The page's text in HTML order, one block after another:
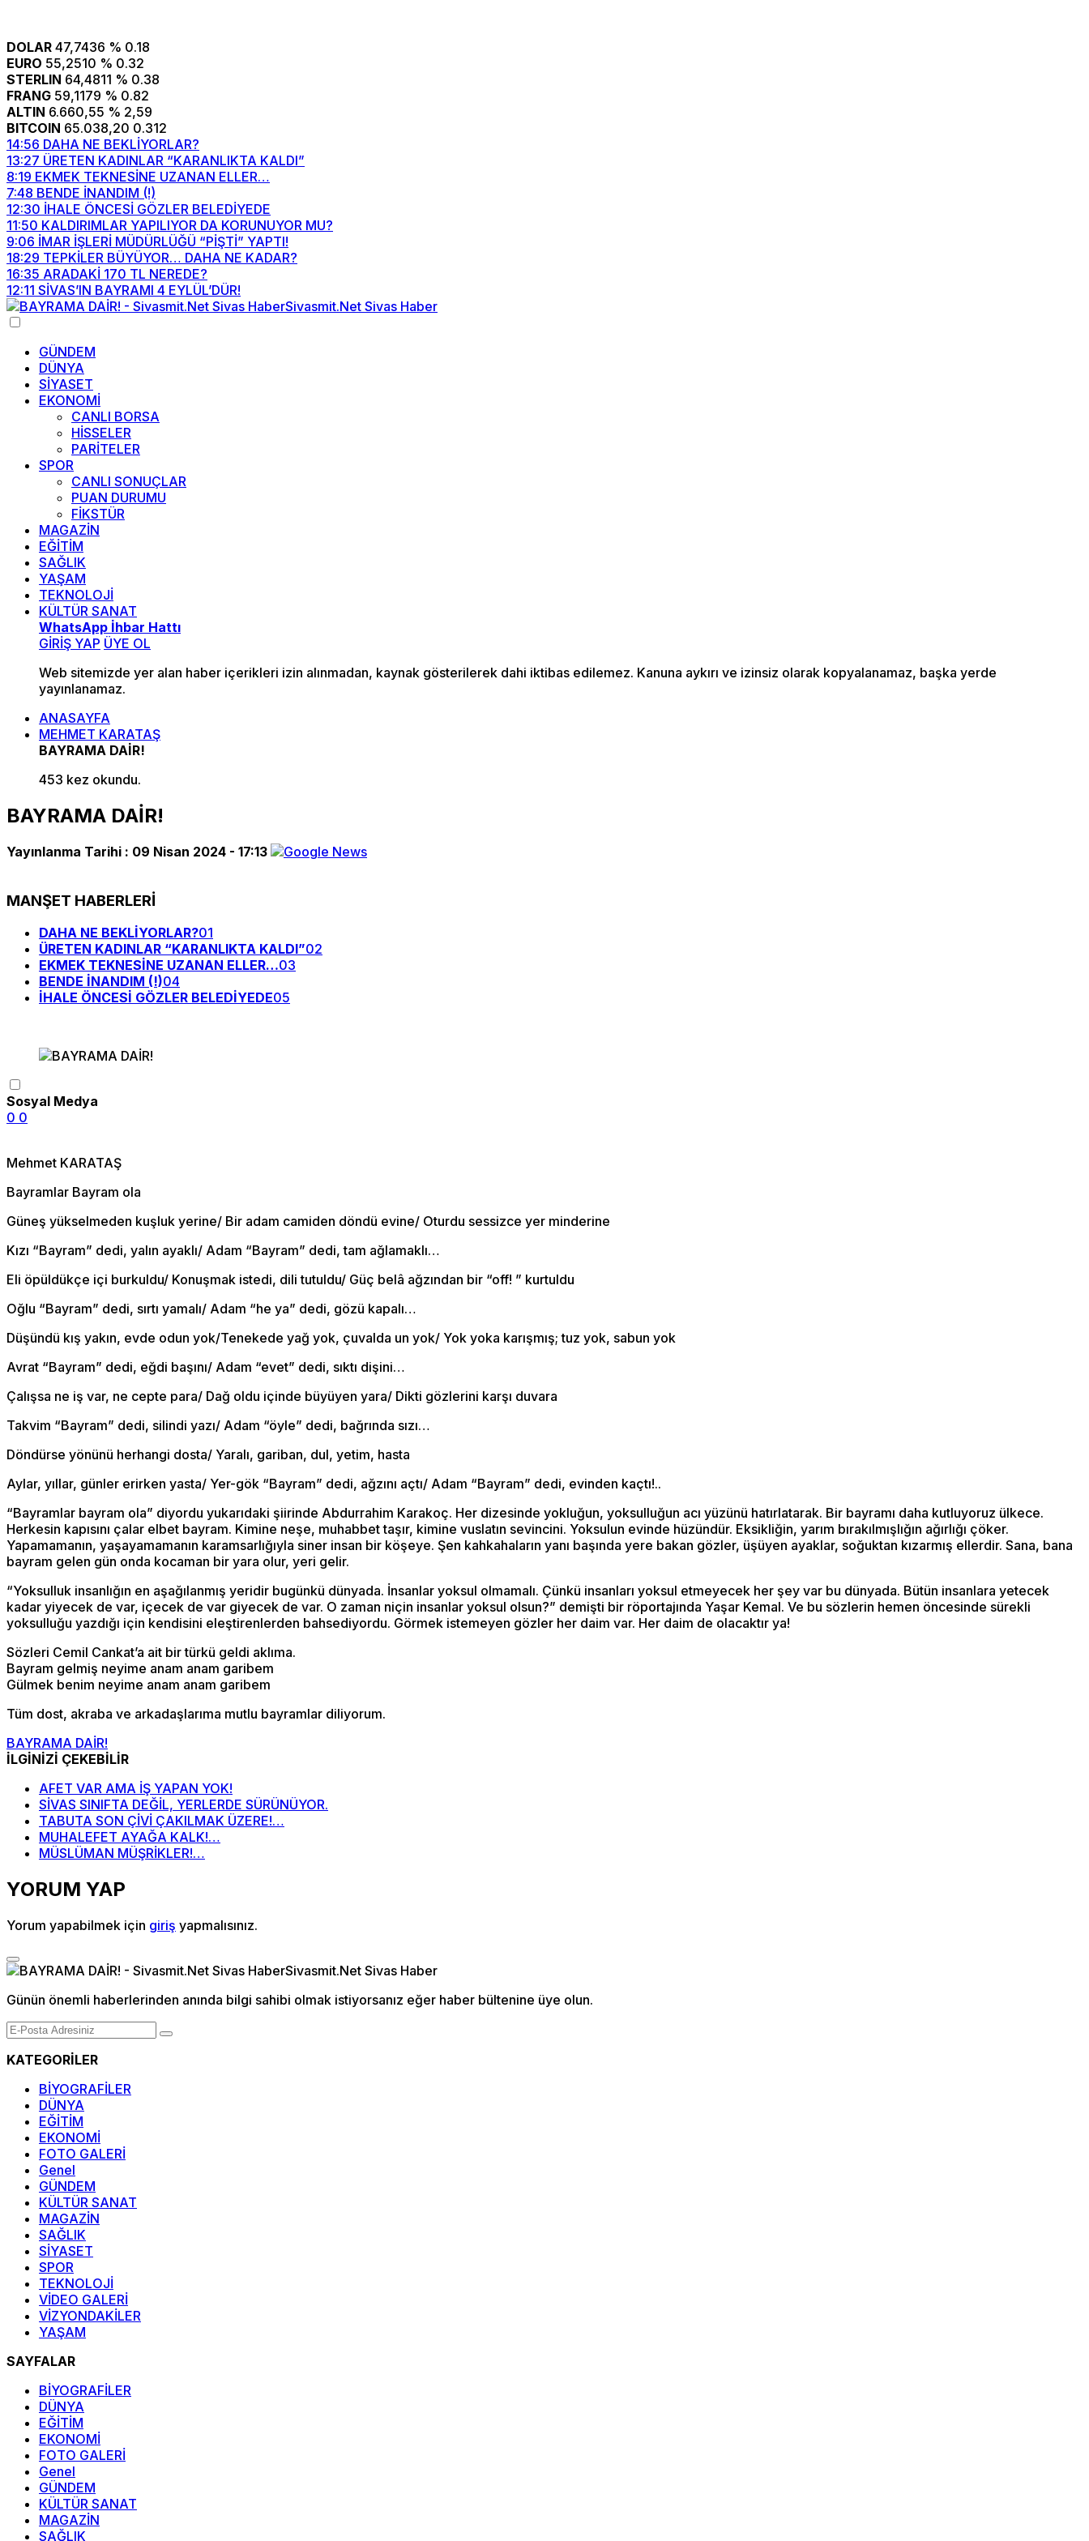
DOLAR 47,7436 % 0.18
EURO 55,2510 % 0.32
STERLIN 64,4811 % 0.38
FRANG 59,1179 % 0.82
ALTIN 6.660,55 % 2,59
BITCOIN 65.038,20 0.312
14:56 DAHA NE BEKLİYORLAR?
13:27 ÜRETEN KADINLAR “KARANLIKTA KALDI”
8:19 EKMEK TEKNESİNE UZANAN ELLER…
7:48 BENDE İNANDIM (!)
12:30 İHALE ÖNCESİ GÖZLER BELEDİYEDE
11:50 KALDIRIMLAR YAPILIYOR DA KORUNUYOR MU?
9:06 İMAR İŞLERİ MÜDÜRLÜĞÜ “PİŞTİ” YAPTI!
18:29 TEPKİLER BÜYÜYOR… DAHA NE KADAR?
16:35 ARADAKİ 170 TL NEREDE?
12:11 SİVAS’IN BAYRAMI 4 EYLÜL’DÜR!
GÜNDEM
DÜNYA
SİYASET
EKONOMİ
CANLI BORSA
HİSSELER
PARİTELER
SPOR
CANLI SONUÇLAR
PUAN DURUMU
FİKSTÜR
MAGAZİN
EĞİTİM
SAĞLIK
YAŞAM
TEKNOLOJİ
KÜLTÜR SANAT
WhatsApp İhbar Hattı
GİRİŞ YAP ÜYE OL
Web sitemizde yer alan haber içerikleri izin alınmadan, kaynak gösterilerek dahi iktibas edilemez. Kanuna aykırı ve izinsiz olarak kopyalanamaz, başka yerde
yayınlanamaz.
ANASAYFA
MEHMET KARATAŞ
BAYRAMA DAİR!
453 kez okundu.
BAYRAMA DAİR!
Yayınlanma Tarihi : 09 Nisan 2024 - 17:13
MANŞET HABERLERİ
DAHA NE BEKLİYORLAR?01
ÜRETEN KADINLAR “KARANLIKTA KALDI”02
EKMEK TEKNESİNE UZANAN ELLER…03
BENDE İNANDIM (!)04
İHALE ÖNCESİ GÖZLER BELEDİYEDE05
Sosyal Medya
0 0
Mehmet KARATAŞ
Bayramlar Bayram ola
Güneş yükselmeden kuşluk yerine/ Bir adam camiden döndü evine/ Oturdu sessizce yer minderine
Kızı “Bayram” dedi, yalın ayaklı/ Adam “Bayram” dedi, tam ağlamaklı…
Eli öpüldükçe içi burkuldu/ Konuşmak istedi, dili tutuldu/ Güç belâ ağzından bir “off! ” kurtuldu
Oğlu “Bayram” dedi, sırtı yamalı/ Adam “he ya” dedi, gözü kapalı…
Düşündü kış yakın, evde odun yok/Tenekede yağ yok, çuvalda un yok/ Yok yoka karışmış; tuz yok, sabun yok
Avrat “Bayram” dedi, eğdi başını/ Adam “evet” dedi, sıktı dişini…
Çalışsa ne iş var, ne cepte para/ Dağ oldu içinde büyüyen yara/ Dikti gözlerini karşı duvara
Takvim “Bayram” dedi, silindi yazı/ Adam “öyle” dedi, bağrında sızı…
Döndürse yönünü herhangi dosta/ Yaralı, gariban, dul, yetim, hasta
Aylar, yıllar, günler erirken yasta/ Yer-gök “Bayram” dedi, ağzını açtı/ Adam “Bayram” dedi, evinden kaçtı!..
“Bayramlar bayram ola” diyordu yukarıdaki şiirinde Abdurrahim Karakoç. Her dizesinde yokluğun, yoksulluğun acı yüzünü hatırlatarak. Bir bayramı daha kutluyoruz ülkece.
Herkesin kapısını çalar elbet bayram. Kimine neşe, muhabbet taşır, kimine vuslatın sevincini. Yoksulun evinde hüzündür. Eksikliğin, yarım bırakılmışlığın ağırlığı çöker.
Yapamamanın, yaşayamamanın karamsarlığıyla siner insan bir köşeye. Şen kahkahaların yanı başında yere bakan gözler, üşüyen ayaklar, soğuktan kızarmış ellerdir. Sana, bana
bayram gelen gün onda kocaman bir yara olur, yeri gelir.
“Yoksulluk insanlığın en aşağılanmış yeridir bugünkü dünyada. İnsanlar yoksul olmamalı. Çünkü insanları yoksul etmeyecek her şey var bu dünyada. Bütün insanlara yetecek
kadar yiyecek de var, içecek de var giyecek de var. O zaman niçin insanlar yoksul olsun?” demişti bir röportajında Yaşar Kemal. Ve bu sözlerin hemen öncesinde sürekli
yoksulluğu yazdığı için kendisini eleştirenlerden bahsediyordu. Görmek istemeyen gözler her daim var. Her daim de olacaktır ya!
Sözleri Cemil Cankat’a ait bir türkü geldi aklıma.
Bayram gelmiş neyime anam anam garibem
Gülmek benim neyime anam anam garibem
Tüm dost, akraba ve arkadaşlarıma mutlu bayramlar diliyorum.
BAYRAMA DAİR!
İLGİNİZİ ÇEKEBİLİR
AFET VAR AMA İŞ YAPAN YOK!
SİVAS SINIFTA DEĞİL, YERLERDE SÜRÜNÜYOR.
TABUTA SON ÇİVİ ÇAKILMAK ÜZERE!…
MUHALEFET AYAĞA KALK!…
MÜSLÜMAN MÜŞRİKLER!…
YORUM YAP
Yorum yapabilmek için giriş yapmalısınız.
Günün önemli haberlerinden anında bilgi sahibi olmak istiyorsanız eğer haber bültenine üye olun.
KATEGORİLER
BİYOGRAFİLER
DÜNYA
EĞİTİM
EKONOMİ
FOTO GALERİ
Genel
GÜNDEM
KÜLTÜR SANAT
MAGAZİN
SAĞLIK
SİYASET
SPOR
TEKNOLOJİ
VİDEO GALERİ
VİZYONDAKİLER
YAŞAM
SAYFALAR
BİYOGRAFİLER
DÜNYA
EĞİTİM
EKONOMİ
FOTO GALERİ
Genel
GÜNDEM
KÜLTÜR SANAT
MAGAZİN
SAĞLIK